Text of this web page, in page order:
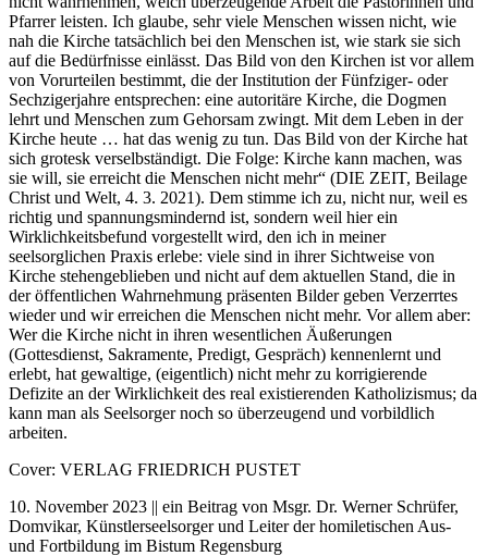
Pfarrer leisten. Ich glaube, sehr viele Menschen wissen nicht, wie
nah die Kirche tatsächlich bei den Menschen ist, wie stark sie sich
auf die Bedürfnisse einlässt. Das Bild von den Kirchen ist vor allem
von Vorurteilen bestimmt, die der Institution der Fünfziger- oder
Sechzigerjahre entsprechen: eine autoritäre Kirche, die Dogmen
lehrt und Menschen zum Gehorsam zwingt. Mit dem Leben in der
Kirche heute … hat das wenig zu tun. Das Bild von der Kirche hat
sich grotesk verselbständigt. Die Folge: Kirche kann machen, was
sie will, sie erreicht die Menschen nicht mehr“ (DIE ZEIT, Beilage
Christ und Welt, 4. 3. 2021). Dem stimme ich zu, nicht nur, weil es
richtig und spannungsmindernd ist, sondern weil hier ein
Wirklichkeitsbefund vorgestellt wird, den ich in meiner
seelsorglichen Praxis erlebe: viele sind in ihrer Sichtweise von
Kirche stehengeblieben und nicht auf dem aktuellen Stand, die in
der öffentlichen Wahrnehmung präsenten Bilder geben Verzerrtes
wieder und wir erreichen die Menschen nicht mehr. Vor allem aber:
Wer die Kirche nicht in ihren wesentlichen Äußerungen
(Gottesdienst, Sakramente, Predigt, Gespräch) kennenlernt und
erlebt, hat gewaltige, (eigentlich) nicht mehr zu korrigierende
Defizite an der Wirklichkeit des real existierenden Katholizismus; da
kann man als Seelsorger noch so überzeugend und vorbildlich
arbeiten.
Cover: VERLAG FRIEDRICH PUSTET
10. November 2023 || ein Beitrag von Msgr. Dr. Werner Schrüfer,
Domvikar, Künstlerseelsorger und Leiter der homiletischen Aus-
und Fortbildung im Bistum Regensburg